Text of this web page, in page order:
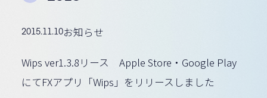
2015.11.10お知らせ
Wips ver1.3.8リース Apple Store・Google Play
にてFXアプリ「Wips」をリリースしました